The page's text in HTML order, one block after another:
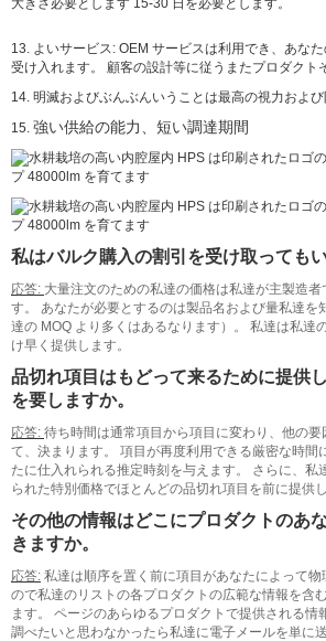
大きさ必要とします 15-30 日を必要とします。
13. よいサービス: OEM サービスは利用でき、あな
受け入れます。 顧客の設計等に従うまたプロダクト
14. 明滅およびぶんぶんいうことは最高の視力およ
15. 強い供給の能力、短い調達期間
私はバルク購入の割引を受け取ってもい
応答: 大量注文のための私達の価格は私達が主製造
す。 あなたが必要とするのは製品名および量私達を
達の MOQ より多くはあるなります）。 私達は私達
け早く提供します。
品切れ項目はもどって来るために提供
を要しますか。
応答: 待ち時間は通常項目から項目に変わり、他の
て、決まります。 項目が再度利用できる厳密な時間
たに仕入れられる推定時刻を与えます。 さらに、私
られた特別価格でほとんどの品切れ項目を前に提供し
その他の情報はどこにプロダクトのあ
きますか。
応答: 私達は順序を置く前に項目があなたによって
ので私達のリストの各プロダクトの広範な情報を含
ます。 ページのあらゆるプロダクトで提供される情
調べたいと思わなかったら私達に電子メールを単に